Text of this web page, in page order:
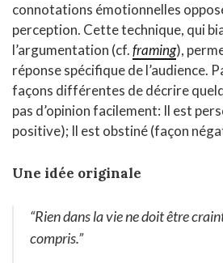
connotations émotionnelles
perception. Cette technique, qui
l’argumentation (cf.framing),
réponse spécifique de l’audience.
façons différentes de décrire
pas d’opinion facilement: Il est
positive); Il est obstiné (façon
Une idée originale
“Rien dans la vie ne doit être
compris.”